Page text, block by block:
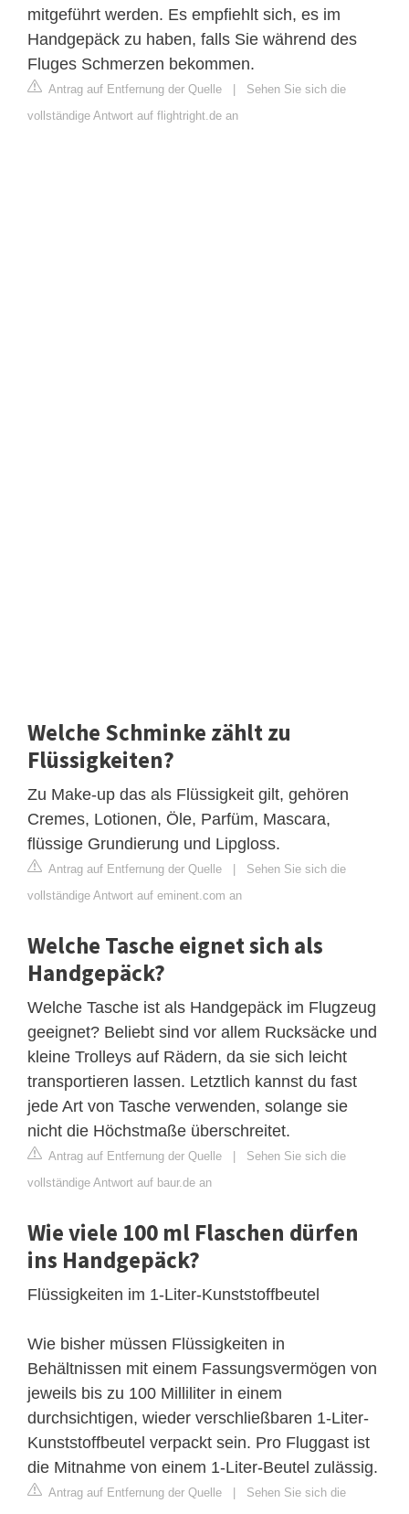
mitgeführt werden. Es empfiehlt sich, es im
Handgepäck zu haben, falls Sie während des
Fluges Schmerzen bekommen.
Antrag auf Entfernung der Quelle | Sehen Sie sich die
vollständige Antwort auf flightright.de an
Welche Schminke zählt zu
Flüssigkeiten?
Zu Make-up das als Flüssigkeit gilt, gehören
Cremes, Lotionen, Öle, Parfüm, Mascara,
flüssige Grundierung und Lipgloss.
Antrag auf Entfernung der Quelle | Sehen Sie sich die
vollständige Antwort auf eminent.com an
Welche Tasche eignet sich als
Handgepäck?
Welche Tasche ist als Handgepäck im Flugzeug
geeignet? Beliebt sind vor allem Rucksäcke und
kleine Trolleys auf Rädern, da sie sich leicht
transportieren lassen. Letztlich kannst du fast
jede Art von Tasche verwenden, solange sie
nicht die Höchstmaße überschreitet.
Antrag auf Entfernung der Quelle | Sehen Sie sich die
vollständige Antwort auf baur.de an
Wie viele 100 ml Flaschen dürfen
ins Handgepäck?
Flüssigkeiten im 1-Liter-Kunststoffbeutel
Wie bisher müssen Flüssigkeiten in
Behältnissen mit einem Fassungsvermögen von
jeweils bis zu 100 Milliliter in einem
durchsichtigen, wieder verschließbaren 1-Liter-
Kunststoffbeutel verpackt sein. Pro Fluggast ist
die Mitnahme von einem 1-Liter-Beutel zulässig.
Antrag auf Entfernung der Quelle | Sehen Sie sich die